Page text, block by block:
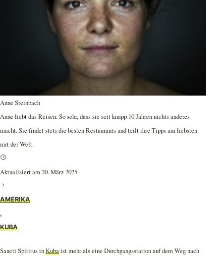
Anne Steinbach
Anne liebt das Reisen. So sehr, dass sie seit knapp 10 Jahren nichts anderes
macht. Sie findet stets die besten Restaurants und teilt ihre Tipps am liebsten
mit der Welt.
Aktualisiert am 20. März 2025
AMERIKA
,
KUBA
Sancti Spíritus inKubaist mehr als eine Durchgangsstation auf dem Weg nach